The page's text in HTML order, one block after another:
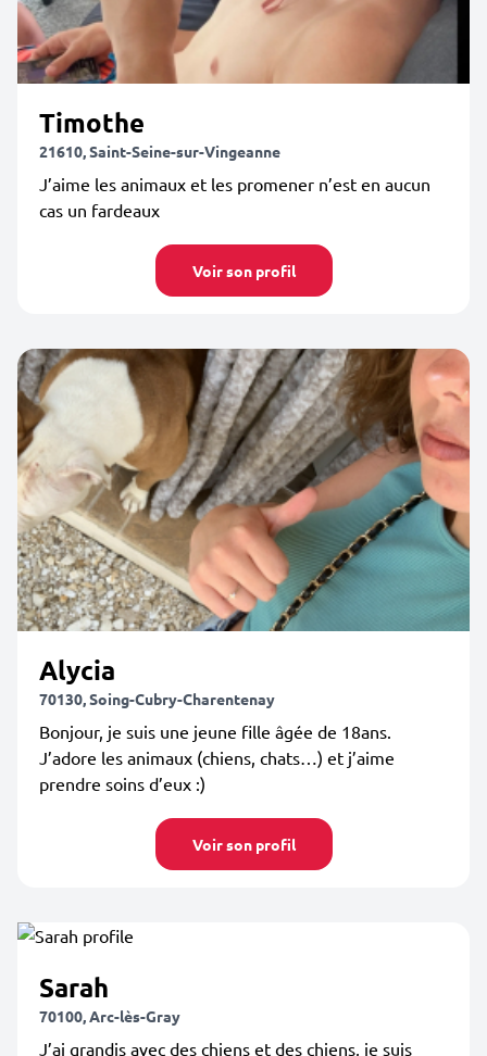
Timothe
21610, Saint-Seine-sur-Vingeanne
J’aime les animaux et les promener n’est en aucun
cas un fardeaux
Voir son profil
Alycia
70130, Soing-Cubry-Charentenay
Bonjour, je suis une jeune fille âgée de 18ans.
J’adore les animaux (chiens, chats…) et j’aime
prendre soins d’eux :)
Voir son profil
Sarah
70100, Arc-lès-Gray
J’ai grandis avec des chiens et des chiens, je suis